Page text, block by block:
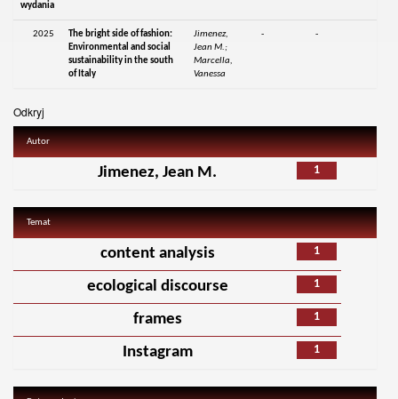
wydania
2025
The bright side of fashion:
Environmental and social
sustainability in the south
of Italy
Jimenez,
Jean M.;
Marcella,
Vanessa
- -
Odkryj
Autor
1
Jimenez, Jean M.
Temat
1
content analysis
1
ecological discourse
1
frames
1
Instagram